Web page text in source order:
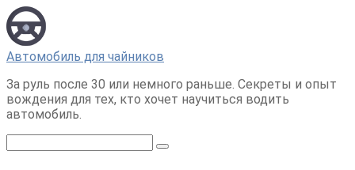
Перейти
к
контенту
Автомобиль для чайников
За руль после 30 или немного раньше. Секреты и опыт
вождения для тех, кто хочет научиться водить
автомобиль.